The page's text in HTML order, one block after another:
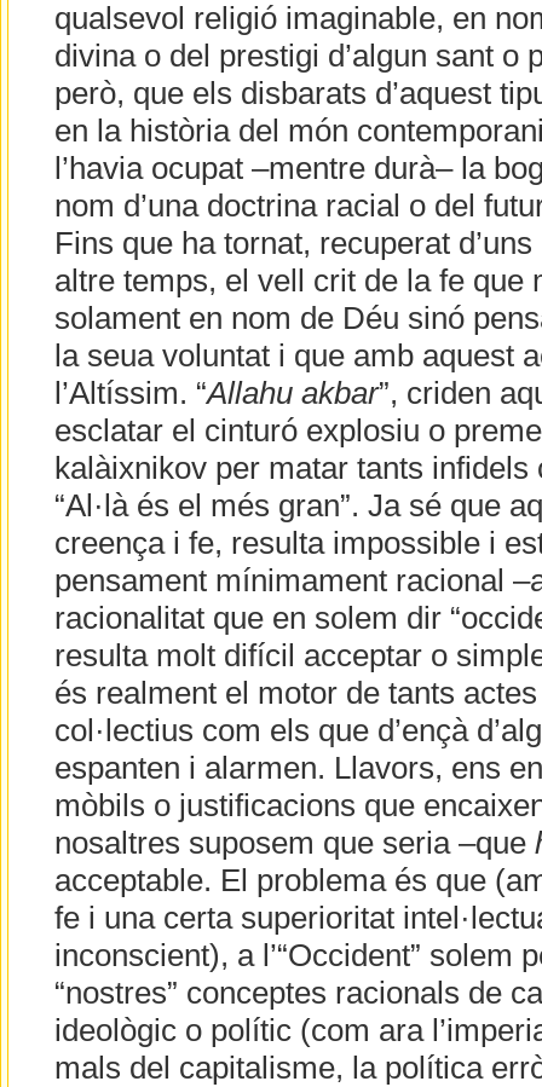
qualsevol religió imaginable, en
divina o del prestigi d’algun sant o
però, que els disbarats d’aquest
en la història del món
l’havia ocupat –mentre durà– la
nom d’una doctrina racial o del
Fins que ha tornat, recuperat
altre temps, el vell crit de la fe que
solament en nom de Déu sinó
la seua voluntat i que amb aquest
l’Altíssim. “Allahu akbar”, criden
esclatar el cinturó explosiu o
kalàixnikov per matar tants
“Al·là és el més gran”. Ja sé que
creença i fe, resulta impossible i
pensament mínimament racional
racionalitat que en solem dir
resulta molt difícil acceptar o
és realment el motor de tants
col·lectius com els que d’ençà
espanten i alarmen. Llavors, ens
mòbils o justificacions que
nosaltres suposem que seria –que
acceptable. El problema és que
fe i una certa superioritat
inconscient), a l’“Occident” solem
“nostres” conceptes racionals de
ideològic o polític (com ara
mals del capitalisme, la política